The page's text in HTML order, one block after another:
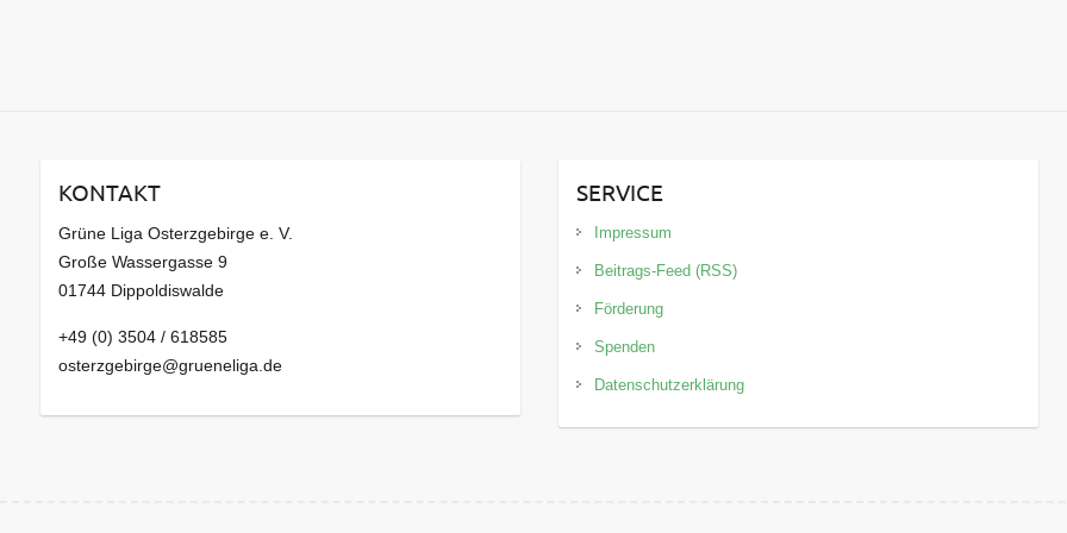
KONTAKT
Grüne Liga Osterzgebirge e. V.
Große Wassergasse 9
01744 Dippoldiswalde
+49 (0) 3504 / 618585
osterzgebirge@grueneliga.de
SERVICE
Impressum
Beitrags-Feed (RSS)
Förderung
Spenden
Datenschutzerklärung